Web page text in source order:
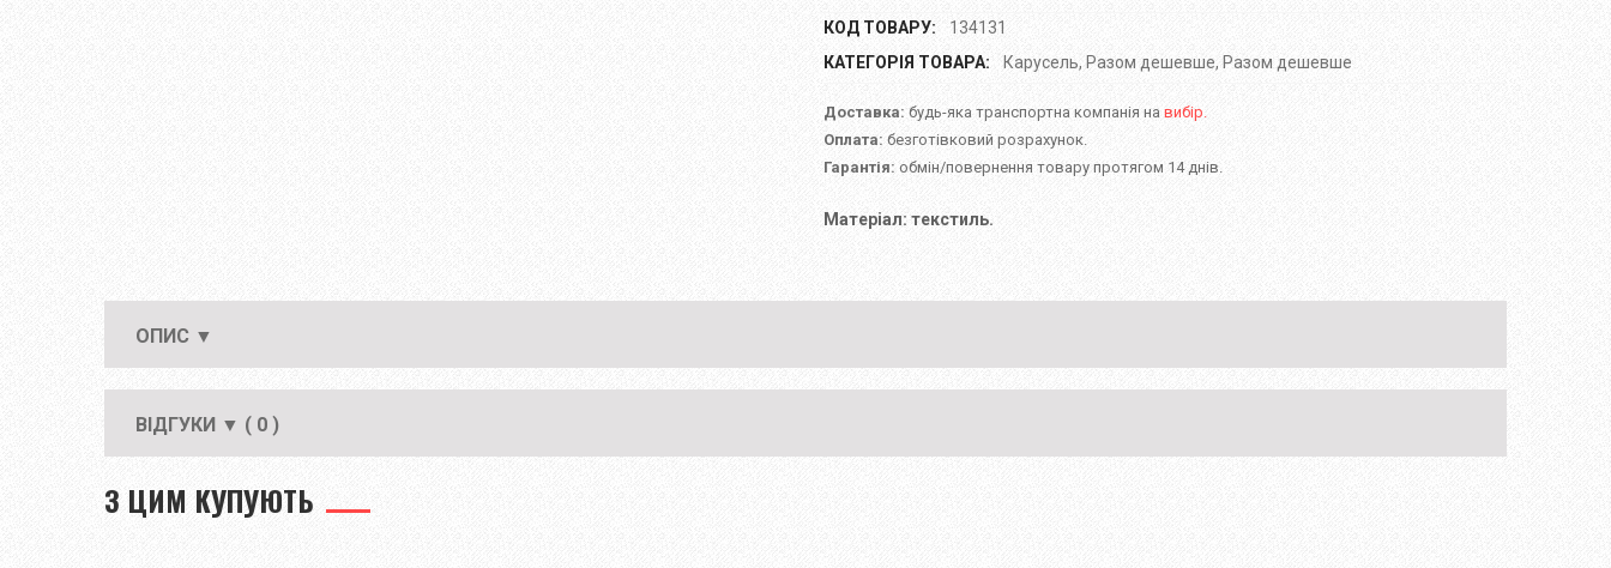
КОД ТОВАРУ:
134131
КАТЕГОРІЯ ТОВАРА:
Карусель, Разом дешевше, Разом дешевше
Доставка: будь-яка транспортна компанія на вибір.
Оплата: безготівковий розрахунок.
Гарантія: обмін/повернення товару протягом 14 днів.
Матеріал: текстиль.
ОПИС ▼
ВІДГУКИ ▼ ( 0 )
З ЦИМ КУПУЮТЬ